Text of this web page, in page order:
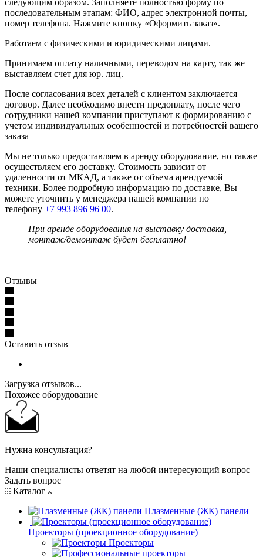
последовательным этапам: ФИО, адрес электронной почты,
номер телефона. Нажмите кнопку «Оформить заказ».
Работаем с физическими и юридическими лицами.
Принимаем оплату наличными, переводом на карту, так же
выставляем счет для юр. лиц.
После согласования всех деталей с клиентом заключается
договор. Далее необходимо внести предоплату, после чего
сотрудники нашей компании приступают к формированию с
учетом индивидуальных особенностей и потребностей вашего
заказа
Мы не только предоставляем в аренду оборудование, но также
осуществляем его доставку. Стоимость зависит от
удаленности от МКАД, а также от объема арендуемой
техники. Более подробную информацию по доставке, Вы
можете уточнить у менеджера нашей компании по
телефону +7 993 896 96 00.
При аренде оборудования на выставку доставка,
монтаж/демонтаж будет бесплатно!
Отзывы
Оставить отзыв
Загрузка отзывов...
Похожее оборудование
Нужна консультация?
Наши специалисты ответят на любой интересующий вопрос
Задать вопрос
Каталог
Плазменные (ЖК) панели
Проекторы (проекционное оборудование)
Проекторы